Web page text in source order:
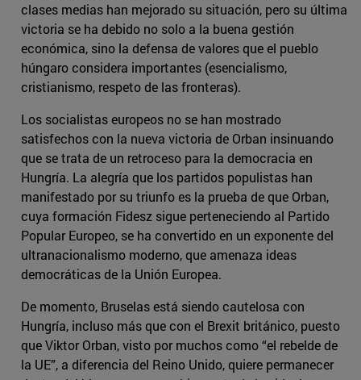
clases medias han mejorado su situación, pero su última
victoria se ha debido no solo a la buena gestión
económica, sino la defensa de valores que el pueblo
húngaro considera importantes (esencialismo,
cristianismo, respeto de las fronteras).
Los socialistas europeos no se han mostrado
satisfechos con la nueva victoria de Orban insinuando
que se trata de un retroceso para la democracia en
Hungría. La alegría que los partidos populistas han
manifestado por su triunfo es la prueba de que Orban,
cuya formación Fidesz sigue perteneciendo al Partido
Popular Europeo, se ha convertido en un exponente del
ultranacionalismo moderno, que amenaza ideas
democráticas de la Unión Europea.
De momento, Bruselas está siendo cautelosa con
Hungría, incluso más que con el Brexit británico, puesto
que Viktor Orban, visto por muchos como “el rebelde de
la UE”, a diferencia del Reino Unido, quiere permanecer